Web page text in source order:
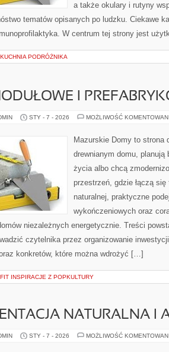
a także okulary i rutyny
tematów opisanych po ludzku. Ciekawe
W centrum tej strony jest
KUCHNIA PODRÓŻNIKA
I
STY - 7 - 2026 MOŻLIWOŚĆ
Mazurskie Domy to strona
drewnianym domu, planują
życia albo chcą
przestrzeń, gdzie łączą
naturalnej, praktyczne
wykończeniowych oraz
niezależnych energetycznie. Treści
czytelnika przez organizowanie
konkretów, które można wdrożyć […]
FIT INSPIRACJE Z POPKULTURY
NATURALNA I
STY - 7 - 2026 MOŻLIWOŚĆ